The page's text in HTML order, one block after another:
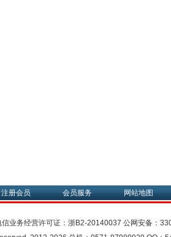
注册会员 会员服务 网站地图
业务经营许可证： 浙B2-20140037 公网安备：